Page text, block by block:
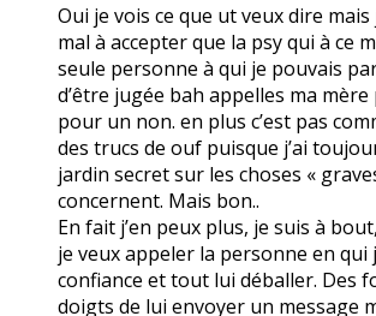
Oui je vois ce que ut veux dire mais
mal à accepter que la psy qui à ce
seule personne à qui je pouvais
d’être jugée bah appelles ma
pour un non. en plus c’est pas
des trucs de ouf puisque j’ai
jardin secret sur les choses «
concernent. Mais bon..
En fait j’en peux plus, je suis à
je veux appeler la personne en qui
confiance et tout lui déballer. Des
doigts de lui envoyer un message